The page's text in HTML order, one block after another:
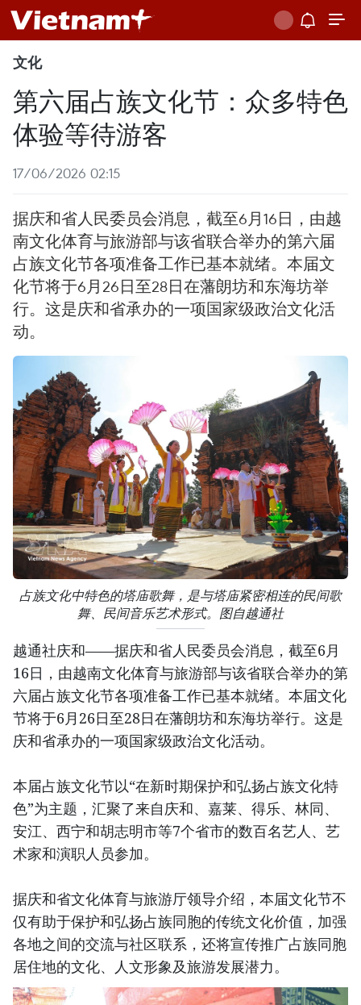
文化
第六届占族文化节：众多特色
体验等待游客
17/06/2026 02:15
据庆和省人民委员会消息，截至6月16日，由越
南文化体育与旅游部与该省联合举办的第六届
占族文化节各项准备工作已基本就绪。本届文
化节将于6月26日至28日在藩朗坊和东海坊举
行。这是庆和省承办的一项国家级政治文化活
动。
占族文化中特色的塔庙歌舞，是与塔庙紧密相连的民间歌
舞、民间音乐艺术形式。图自越通社
越通社庆和——据庆和省人民委员会消息，截至6月
16日，由越南文化体育与旅游部与该省联合举办的第
六届占族文化节各项准备工作已基本就绪。本届文化
节将于6月26日至28日在藩朗坊和东海坊举行。这是
庆和省承办的一项国家级政治文化活动。
本届占族文化节以“在新时期保护和弘扬占族文化特
色”为主题，汇聚了来自庆和、嘉莱、得乐、林同、
安江、西宁和胡志明市等7个省市的数百名艺人、艺
术家和演职人员参加。
据庆和省文化体育与旅游厅领导介绍，本届文化节不
仅有助于保护和弘扬占族同胞的传统文化价值，加强
各地之间的交流与社区联系，还将宣传推广占族同胞
居住地的文化、人文形象及旅游发展潜力。